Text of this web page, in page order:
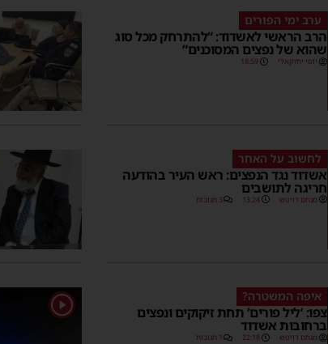
ערב ימי הפורים
הרב הראשי לאשדוד: “להתרחק מכל סוג
שהוא של נפצים המסוכנים”
יוסי יחזקאלי 18:59
לחשוב על האחר
אשדוד נגד הנפצים: ראש העיר בהודעה
חריגה לתושבים
מנחם דויטש 13:24 3 תגובות
איפה המשטרה?
צפו: ‘ליל פורים’ תחת זיקוקים ונפצים
ברחובות אשדוד
מנחם דויטש 22:18 1 תגובות
1